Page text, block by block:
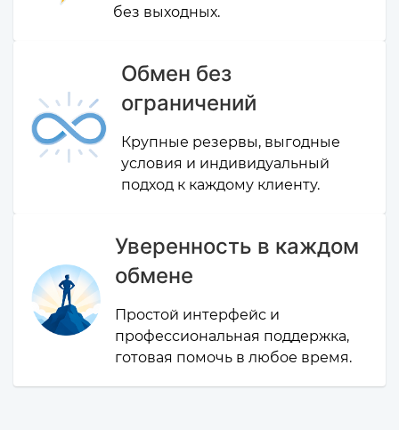
без выходных.
Обмен без
ограничений
Крупные резервы, выгодные
условия и индивидуальный
подход к каждому клиенту.
Уверенность в каждом
обмене
Простой интерфейс и
профессиональная поддержка,
готовая помочь в любое время.